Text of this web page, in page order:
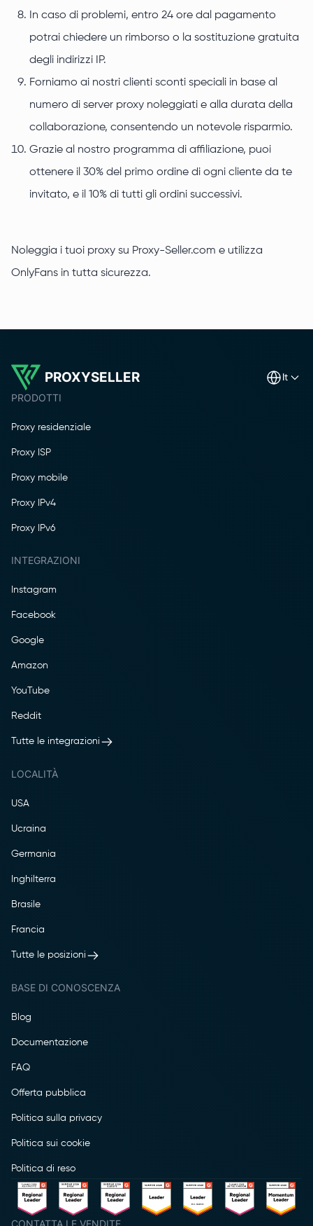
In caso di problemi, entro 24 ore dal pagamento
potrai chiedere un rimborso o la sostituzione gratuita
degli indirizzi IP.
Forniamo ai nostri clienti sconti speciali in base al
numero di server proxy noleggiati e alla durata della
collaborazione, consentendo un notevole risparmio.
Grazie al nostro programma di affiliazione, puoi
ottenere il 30% del primo ordine di ogni cliente da te
invitato, e il 10% di tutti gli ordini successivi.
Noleggia i tuoi proxy su Proxy-Seller.com e utilizza
OnlyFans in tutta sicurezza.
PROXYSELLER it
PRODOTTI
Proxy residenziale
Proxy ISP
Proxy mobile
Proxy IPv4
Proxy IPv6
INTEGRAZIONI
Instagram
Facebook
Google
Amazon
YouTube
Reddit
Tutte le integrazioni
LOCALITÀ
USA
Ucraina
Germania
Inghilterra
Brasile
Francia
Tutte le posizioni
BASE DI CONOSCENZA
Blog
Documentazione
FAQ
Offerta pubblica
Politica sulla privacy
Politica sui cookie
Politica di reso